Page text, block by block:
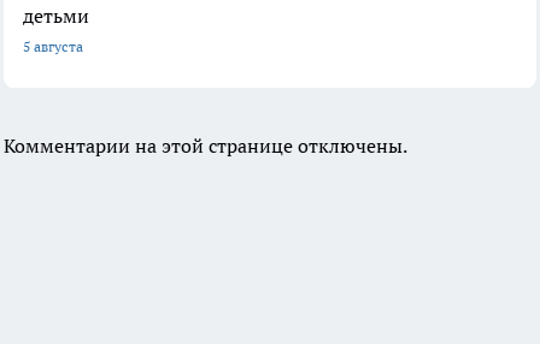
детьми
5 августа
Комментарии на этой странице отключены.